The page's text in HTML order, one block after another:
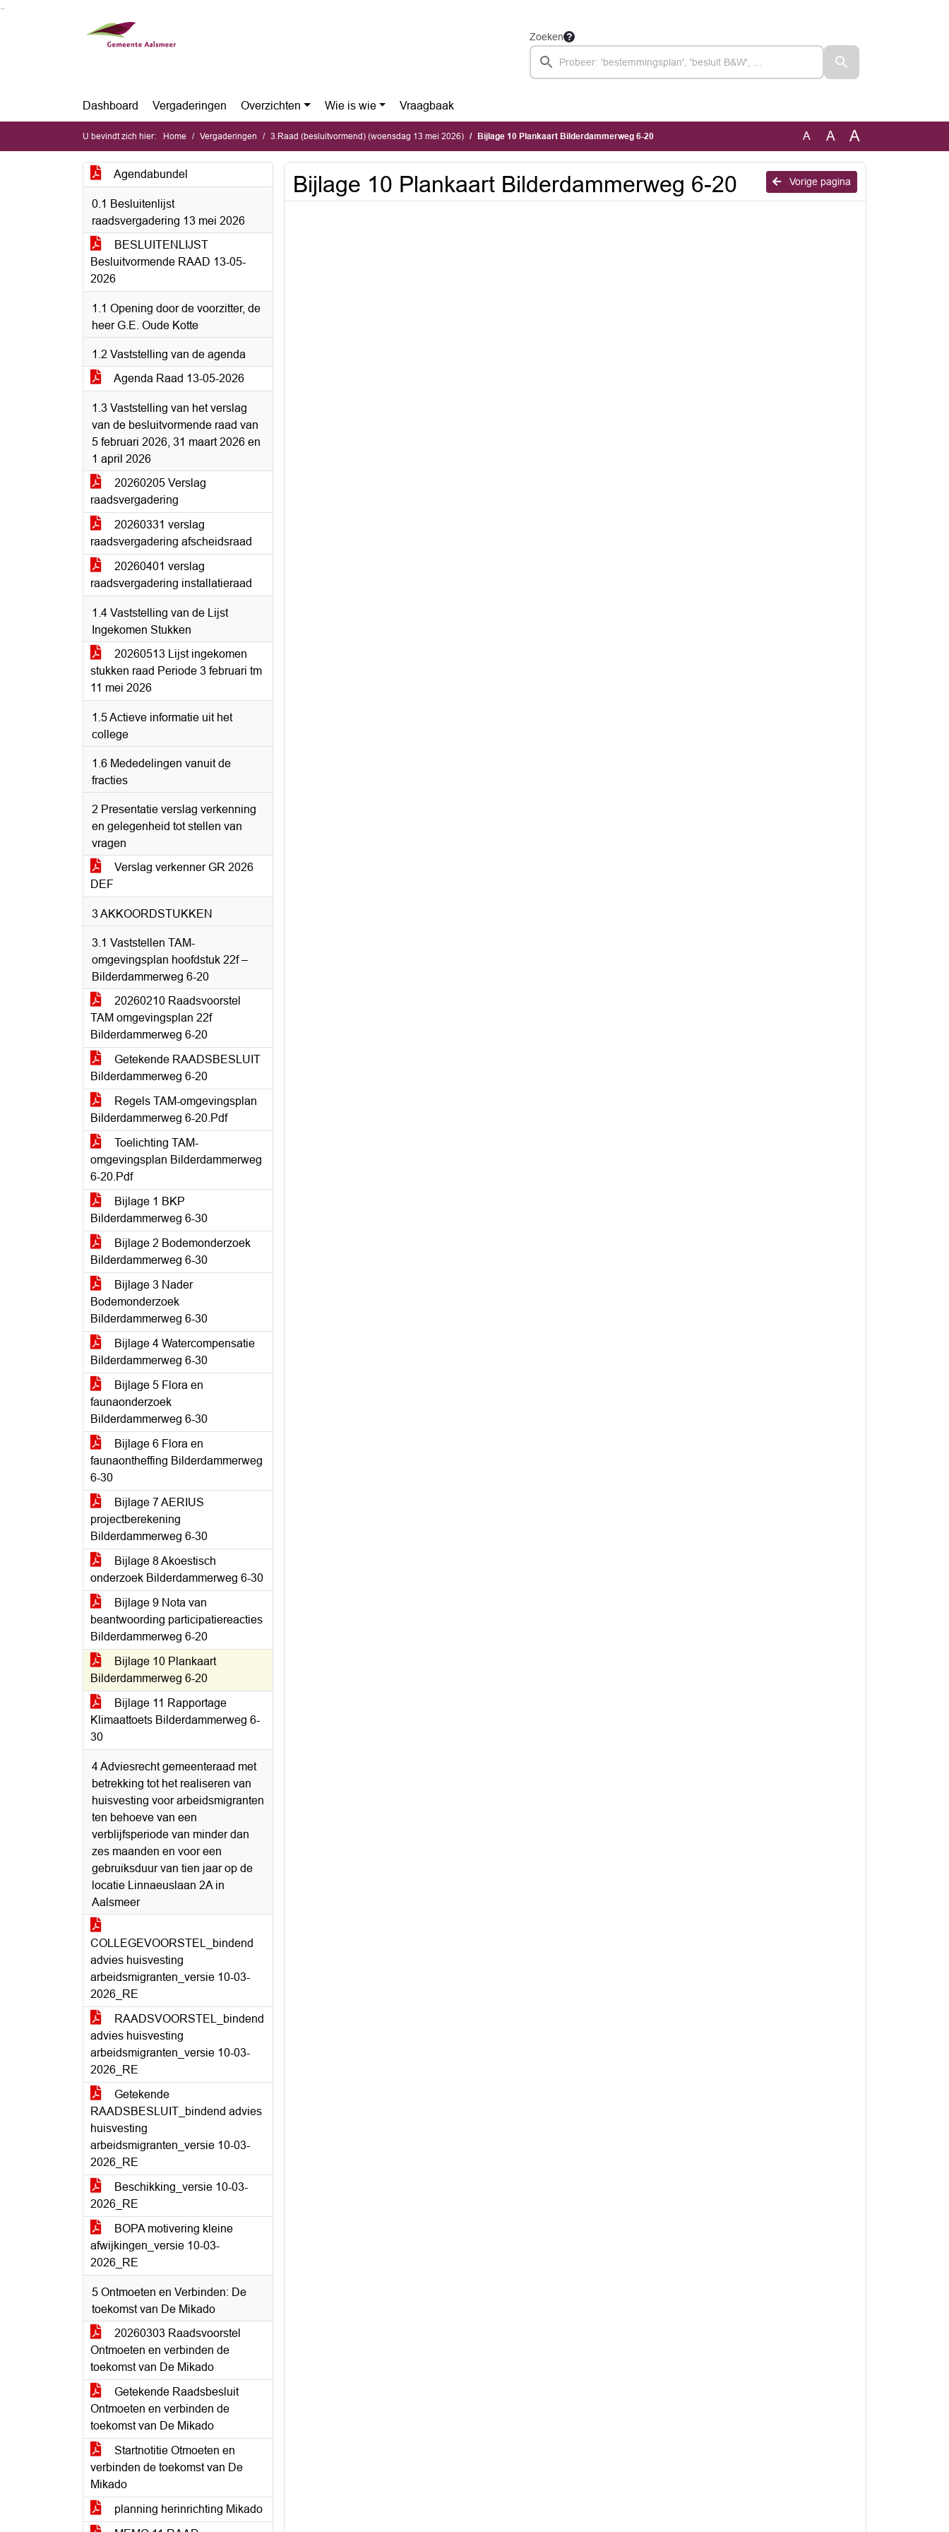
Zoeken
Dashboard Vergaderingen Overzichten Wie is wie Vraagbaak
U bevindt zich hier: Home Vergaderingen 3.Raad (besluitvormend) (woensdag 13 mei 2026) Bijlage 10 Plankaart Bilderdammerweg 6-20 A A A
Agendabundel
0.1 Besluitenlijst
raadsvergadering 13 mei 2026
BESLUITENLIJST
Besluitvormende RAAD 13-05-
2026
1.1 Opening door de voorzitter, de
heer G.E. Oude Kotte
1.2 Vaststelling van de agenda
Agenda Raad 13-05-2026
1.3 Vaststelling van het verslag
van de besluitvormende raad van
5 februari 2026, 31 maart 2026 en
1 april 2026
20260205 Verslag
raadsvergadering
20260331 verslag
raadsvergadering afscheidsraad
20260401 verslag
raadsvergadering installatieraad
1.4 Vaststelling van de Lijst
Ingekomen Stukken
20260513 Lijst ingekomen
stukken raad Periode 3 februari tm
11 mei 2026
1.5 Actieve informatie uit het
college
1.6 Mededelingen vanuit de
fracties
2 Presentatie verslag verkenning
en gelegenheid tot stellen van
vragen
Verslag verkenner GR 2026
DEF
3 AKKOORDSTUKKEN
3.1 Vaststellen TAM-
omgevingsplan hoofdstuk 22f –
Bilderdammerweg 6-20
20260210 Raadsvoorstel
TAM omgevingsplan 22f
Bilderdammerweg 6-20
Getekende RAADSBESLUIT
Bilderdammerweg 6-20
Regels TAM-omgevingsplan
Bilderdammerweg 6-20.Pdf
Toelichting TAM-
omgevingsplan Bilderdammerweg
6-20.Pdf
Bijlage 1 BKP
Bilderdammerweg 6-30
Bijlage 2 Bodemonderzoek
Bilderdammerweg 6-30
Bijlage 3 Nader
Bodemonderzoek
Bilderdammerweg 6-30
Bijlage 4 Watercompensatie
Bilderdammerweg 6-30
Bijlage 5 Flora en
faunaonderzoek
Bilderdammerweg 6-30
Bijlage 6 Flora en
faunaontheffing Bilderdammerweg
6-30
Bijlage 7 AERIUS
projectberekening
Bilderdammerweg 6-30
Bijlage 8 Akoestisch
onderzoek Bilderdammerweg 6-30
Bijlage 9 Nota van
beantwoording participatiereacties
Bilderdammerweg 6-20
Bijlage 10 Plankaart
Bilderdammerweg 6-20
Bijlage 11 Rapportage
Klimaattoets Bilderdammerweg 6-
30
4 Adviesrecht gemeenteraad met
betrekking tot het realiseren van
huisvesting voor arbeidsmigranten
ten behoeve van een
verblijfsperiode van minder dan
zes maanden en voor een
gebruiksduur van tien jaar op de
locatie Linnaeuslaan 2A in
Aalsmeer
COLLEGEVOORSTEL_bindend
advies huisvesting
arbeidsmigranten_versie 10-03-
2026_RE
RAADSVOORSTEL_bindend
advies huisvesting
arbeidsmigranten_versie 10-03-
2026_RE
Getekende
RAADSBESLUIT_bindend advies
huisvesting
arbeidsmigranten_versie 10-03-
2026_RE
Beschikking_versie 10-03-
2026_RE
BOPA motivering kleine
afwijkingen_versie 10-03-
2026_RE
5 Ontmoeten en Verbinden: De
toekomst van De Mikado
20260303 Raadsvoorstel
Ontmoeten en verbinden de
toekomst van De Mikado
Getekende Raadsbesluit
Ontmoeten en verbinden de
toekomst van De Mikado
Startnotitie Otmoeten en
verbinden de toekomst van De
Mikado
planning herinrichting Mikado
Vorige pagina
Bijlage 10 Plankaart Bilderdammerweg 6-20